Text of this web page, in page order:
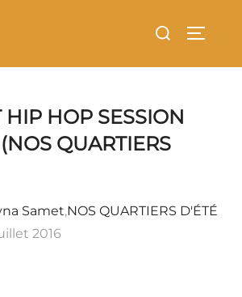
Rechercher :
HIP HOP SESSION
QUARTIERS
Samet,NOS QUARTIERS D'ÉTÉ
2016